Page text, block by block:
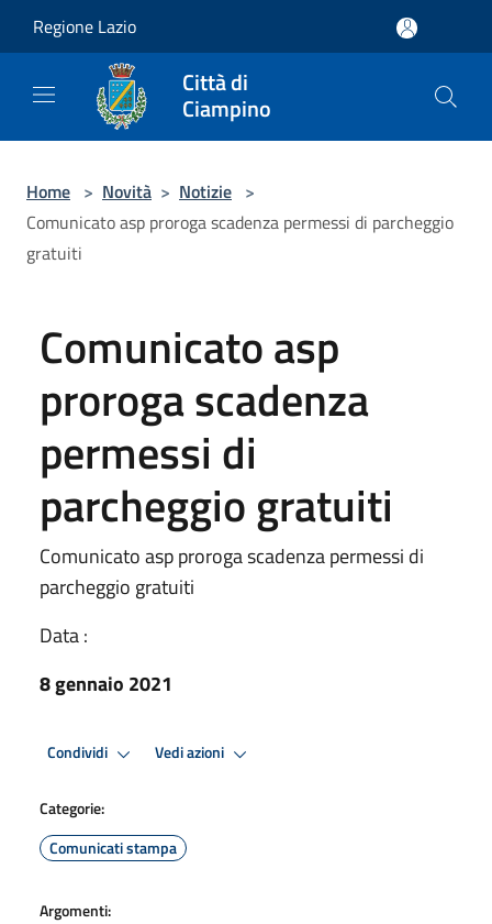
Regione Lazio
Città di
Ciampino
Home > Novità > Notizie >
Comunicato asp proroga scadenza permessi di parcheggio
gratuiti
Comunicato asp
proroga scadenza
permessi di
parcheggio gratuiti
Comunicato asp proroga scadenza permessi di
parcheggio gratuiti
Data :
8 gennaio 2021
Condividi Vedi azioni
Categorie:
Comunicati stampa
Argomenti: